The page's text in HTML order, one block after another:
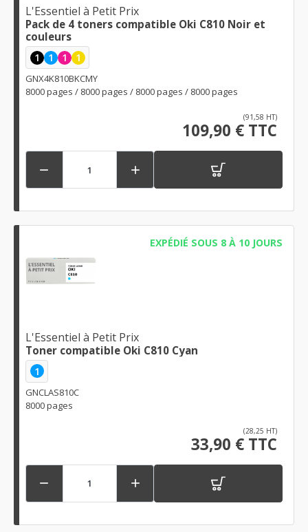
L'Essentiel à Petit Prix
Pack de 4 toners compatible Oki C810 Noir et
couleurs
1 1 1 1
GNX4K810BKCMY
8000 pages / 8000 pages / 8000 pages / 8000 pages
(91,58 HT)
109,90 € TTC
 
EXPÉDIÉ SOUS 8 À 10 JOURS
L'Essentiel à Petit Prix
Toner compatible Oki C810 Cyan
1
GNCLAS810C
8000 pages
(28,25 HT)
33,90 € TTC
 